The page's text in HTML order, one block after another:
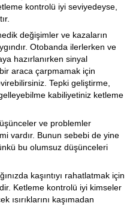
kontrolü iyi seviyedeyse,
değişimler ve kazaların
Otobanda ilerlerken ve
hazırlanırken sinyal
araca çarpmamak için
Tepki geliştirme,
kabiliyetiniz ketleme
ve problemler
vardır. Bunun sebebi de yine
bu olumsuz düşünceleri
kaşıntıyı rahatlatmak için
Ketleme kontrolü iyi kimseler
ısırıklarını kaşımadan